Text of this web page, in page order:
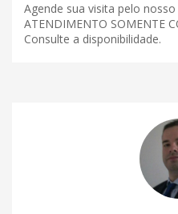
Agende sua visita pelo
ATENDIMENTO SOMENTE
Consulte a disponibilidade.